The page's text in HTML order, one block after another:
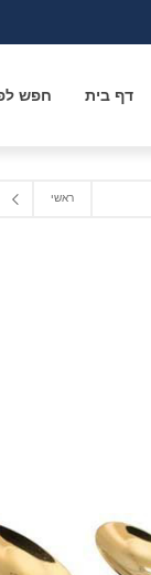
דף בית חפש
ראשי